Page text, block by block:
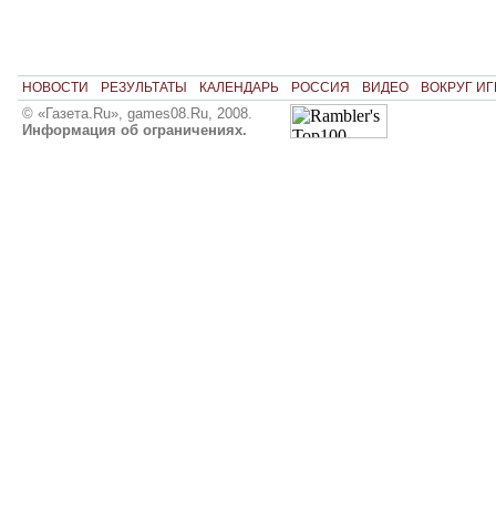
НОВОСТИ РЕЗУЛЬТАТЫ КАЛЕНДАРЬ РОССИЯ ВИДЕО ВОКРУГ
© «Газета.Ru», games08.Ru, 2008.
Информация об ограничениях.